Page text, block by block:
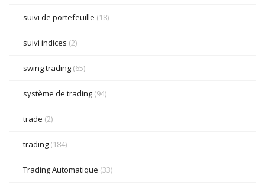
suivi de portefeuille (18)
suivi indices (2)
swing trading (65)
système de trading (94)
trade (2)
trading (184)
Trading Automatique (33)